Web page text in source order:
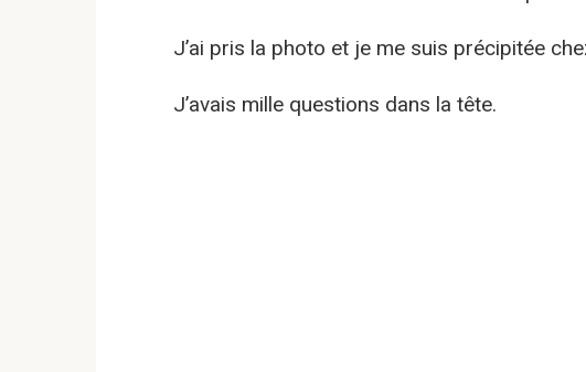
J’ai pris la photo et je me suis précipitée
J’avais mille questions dans la tête.